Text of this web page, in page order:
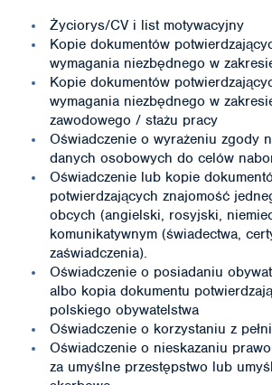
Życiorys/CV i list motywacyjny
Kopie dokumentów
wymagania niezbędnego w
Kopie dokumentów
wymagania niezbędnego w
zawodowego / stażu pracy
Oświadczenie o wyrażeniu zgody
danych osobowych do celów
Oświadczenie lub kopie
potwierdzających znajomość
obcych (angielski, rosyjski,
komunikatywnym (świadectwa,
zaświadczenia).
Oświadczenie o posiadaniu
albo kopia dokumentu
polskiego obywatelstwa
Oświadczenie o korzystaniu z
Oświadczenie o nieskazaniu
za umyślne przestępstwo lub